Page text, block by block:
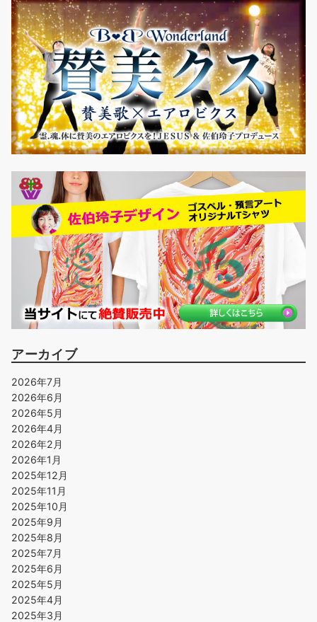
アーカイブ
2026年7月
2026年6月
2026年5月
2026年4月
2026年2月
2026年1月
2025年12月
2025年11月
2025年10月
2025年9月
2025年8月
2025年7月
2025年6月
2025年5月
2025年4月
2025年3月